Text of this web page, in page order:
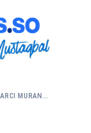
MURAN…